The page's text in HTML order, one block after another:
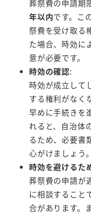
葬祭費の申請期
年以内です。こ
祭費を受け取る
た場合、時効に
意が必要です。
時効の確認:
時効が成立して
する権利がなく
早めに手続きを
れると、自治体
るため、必要書
心がけましょう。
時効を避けるた
葬祭費の申請が
に相談すること
合があります。